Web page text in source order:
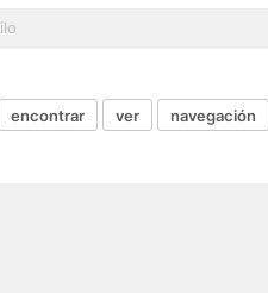
encontrar ver navegación